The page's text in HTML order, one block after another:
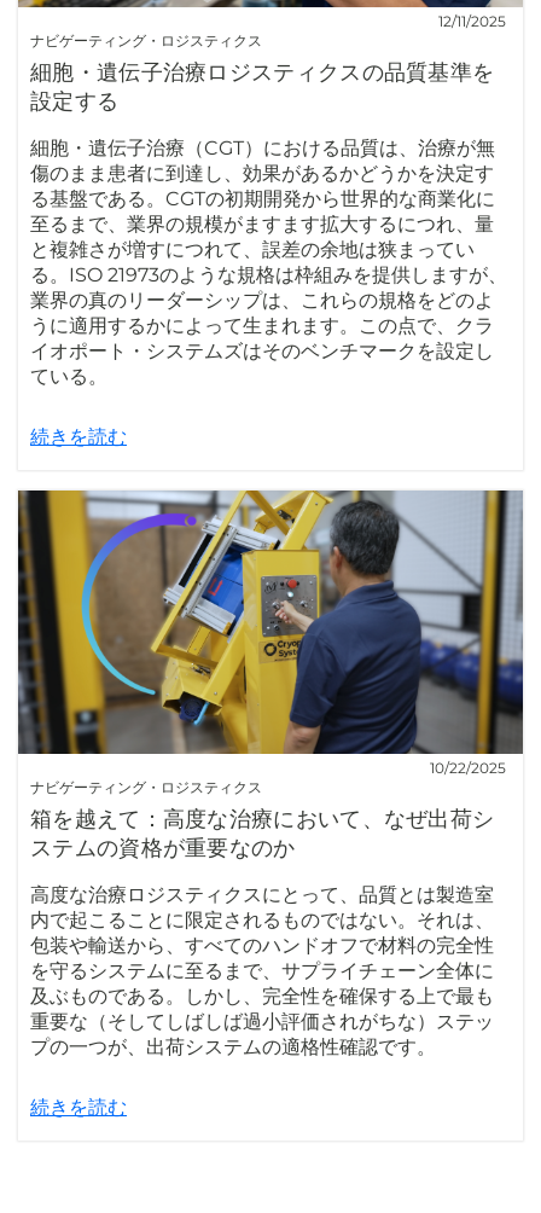
ナビゲーティング・ロジスティクス
12/11/2025
細胞・遺伝子治療ロジスティクスの品質基準を
設定する
細胞・遺伝子治療（CGT）における品質は、治療が無
傷のまま患者に到達し、効果があるかどうかを決定す
る基盤である。CGTの初期開発から世界的な商業化に
至るまで、業界の規模がますます拡大するにつれ、量
と複雑さが増すにつれて、誤差の余地は狭まってい
る。ISO 21973のような規格は枠組みを提供しますが、
業界の真のリーダーシップは、これらの規格をどのよ
うに適用するかによって生まれます。この点で、クラ
イオポート・システムズはそのベンチマークを設定し
ている。
続きを読む
ナビゲーティング・ロジスティクス
10/22/2025
箱を越えて：高度な治療において、なぜ出荷シ
ステムの資格が重要なのか
高度な治療ロジスティクスにとって、品質とは製造室
内で起こることに限定されるものではない。それは、
包装や輸送から、すべてのハンドオフで材料の完全性
を守るシステムに至るまで、サプライチェーン全体に
及ぶものである。しかし、完全性を確保する上で最も
重要な（そしてしばしば過小評価されがちな）ステッ
プの一つが、出荷システムの適格性確認です。
続きを読む